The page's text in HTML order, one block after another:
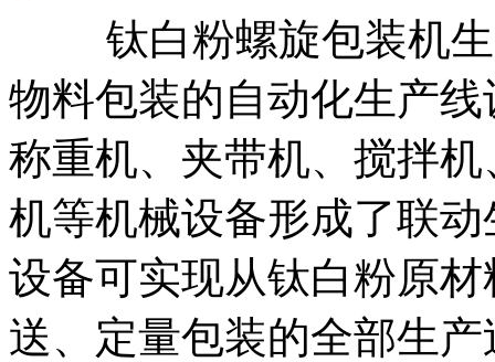
钛白粉螺旋包装机生
物料包装的自动化生产
称重机、夹带机、搅拌
机等机械设备形成了联
设备可实现从钛白粉原
送、定量包装的全部生